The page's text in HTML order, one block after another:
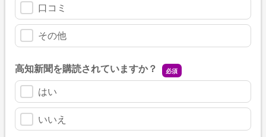
口コミ
その他
高知新聞を購読されていますか？
はい
いいえ